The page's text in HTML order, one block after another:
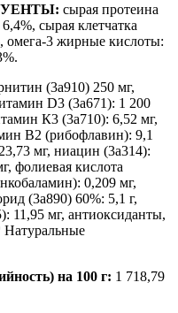
сырая протеина
сырая клетчатка
омега-3 жирные кислоты:
(3а910) 250 мг,
D3 (3а671): 1 200
К3 (3а710): 6,52 мг,
В2 (рибофлавин): 9,1
мг, ниацин (3а314):
фолиевая кислота
0,209 мг,
(3а890) 60%: 5,1 г,
11,95 мг, антиоксиданты,
на 100 г: 1 718,79